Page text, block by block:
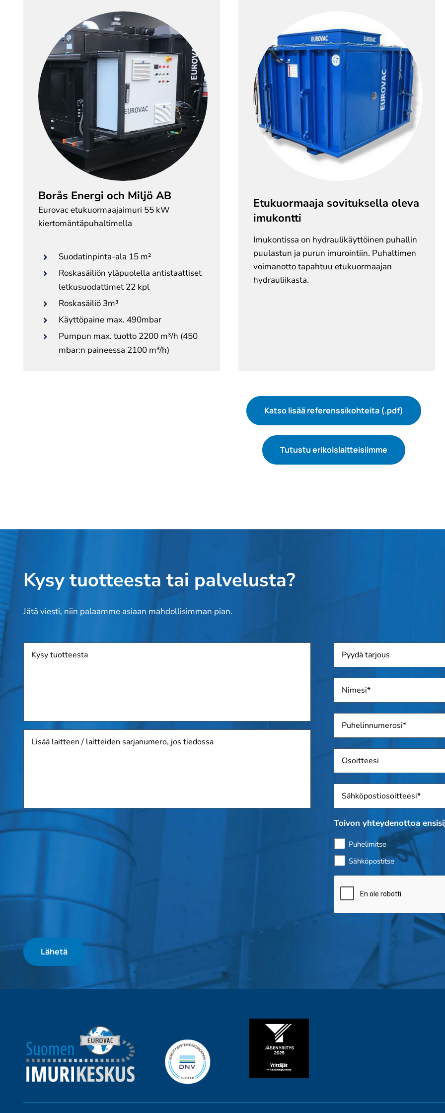
Borås Energi och Miljö AB
Eurovac etukuormaajaimuri 55 kW
kiertomäntäpuhaltimella
Suodatinpinta-ala 15 m²
Roskasäiliön yläpuolella antistaattiset
letkusuodattimet 22 kpl
Roskasäiliö 3m³
Käyttöpaine max. 490mbar
Pumpun max. tuotto 2200 m³/h (450
mbar:n paineessa 2100 m³/h)
Etukuormaaja sovituksella oleva
imukontti
Imukontissa on hydraulikäyttöinen puhallin
puulastun ja purun imurointiin. Puhaltimen
voimanotto tapahtuu etukuormaajan
hydrauliikasta.
Katso lisää referenssikohteita (.pdf)
Tutustu erikoislaitteisiimme
Kysy tuotteesta tai palvelusta?
Jätä viesti, niin palaamme asiaan mahdollisimman pian.
laitteen
tarjous
Nimi *
Puhelin *
Osoite
Sposti *
Toivon yhteydenottoa
Puhelimitse
Sähköpostitse